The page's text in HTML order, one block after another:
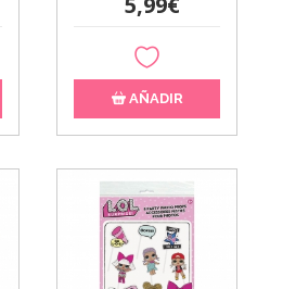
AÑADIR